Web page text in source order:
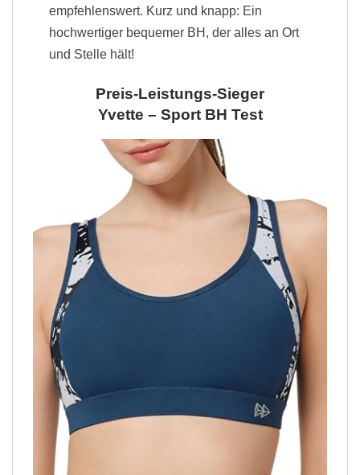
empfehlenswert. Kurz und knapp: Ein
hochwertiger bequemer BH, der alles an Ort
und Stelle hält!
Preis-Leistungs-Sieger
Yvette – Sport BH Test